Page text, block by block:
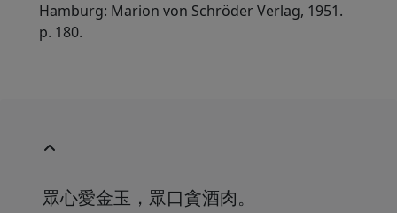
Hamburg: Marion von Schröder Verlag, 1951.
p. 180.
眾心愛金玉，眾口貪酒肉。